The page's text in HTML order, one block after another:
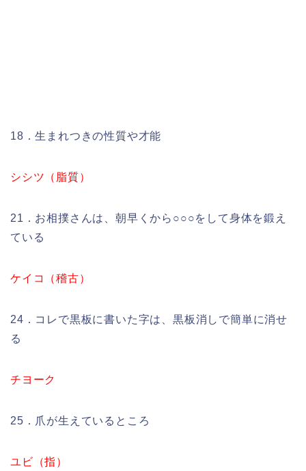
18．生まれつきの性質や才能
シシツ（脂質）
21．お相撲さんは、朝早くから○○○をして身体を鍛え
ている
ケイコ（稽古）
24．コレで黒板に書いた字は、黒板消しで簡単に消せ
る
チヨーク
25．爪が生えているところ
ユビ（指）